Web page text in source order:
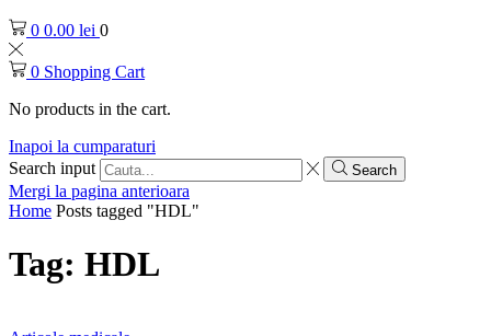
0 0.00 lei 0
0 Shopping Cart
No products in the cart.
Inapoi la cumparaturi
Search input
Search
Mergi la pagina anterioara
Home Posts tagged "HDL"
Tag: HDL